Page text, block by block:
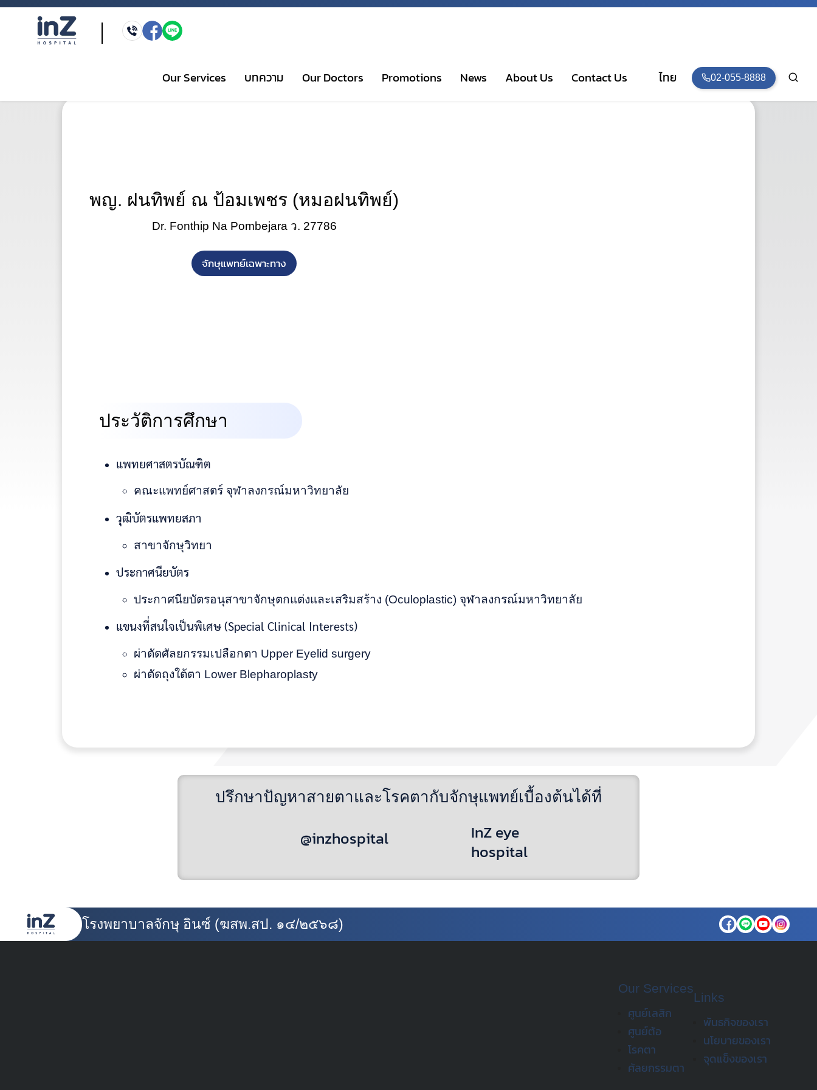
Our Services บทความ Our Doctors Promotions News About Us Contact Us ไทย 02-055-8888
English
ไทย
พญ. ฝนทิพย์ ณ ป้อมเพชร (หมอฝนทิพย์)
Dr. Fonthip Na Pombejara ว. 27786
จักษุแพทย์เฉพาะทาง
ประวัติการศึกษา
แพทยศาสตรบัณฑิต
คณะแพทย์ศาสตร์ จุฬาลงกรณ์มหาวิทยาลัย
วุฒิบัตรแพทยสภา
สาขาจักษุวิทยา
ประกาศนียบัตร
ประกาศนียบัตรอนุสาขาจักษุตกแต่งและเสริมสร้าง (Oculoplastic) จุฬาลงกรณ์มหาวิทยาลัย
แขนงที่สนใจเป็นพิเศษ (Special Clinical Interests)
ผ่าตัดศัลยกรรมเปลือกตา Upper Eyelid surgery
ผ่าตัดถุงใต้ตา Lower Blepharoplasty
ปรึกษาปัญหาสายตาและโรคตากับจักษุแพทย์เบื้องต้นได้ที่
@inzhospital
InZ eye
hospital
โรงพยาบาลจักษุ อินซ์ (ฆสพ.สป. ๑๔/๒๕๖๘)
Our Services
ศูนย์เลสิก
ศูนย์ต้อ
โรคตา
ศัลยกรรมตา
Links
พันธกิจของเรา
นโยบายของเรา
จุดแข็งของเรา